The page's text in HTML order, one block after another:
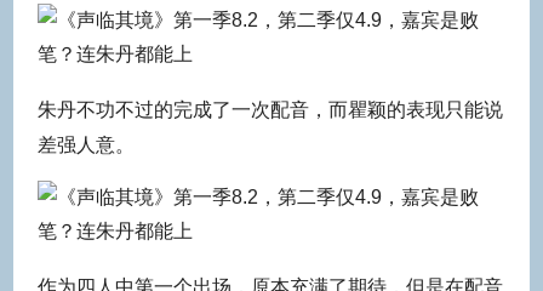
朱丹不功不过的完成了一次配音，而瞿颖的表现只能说
差强人意。
作为四人中第一个出场，原本充满了期待，但是在配音